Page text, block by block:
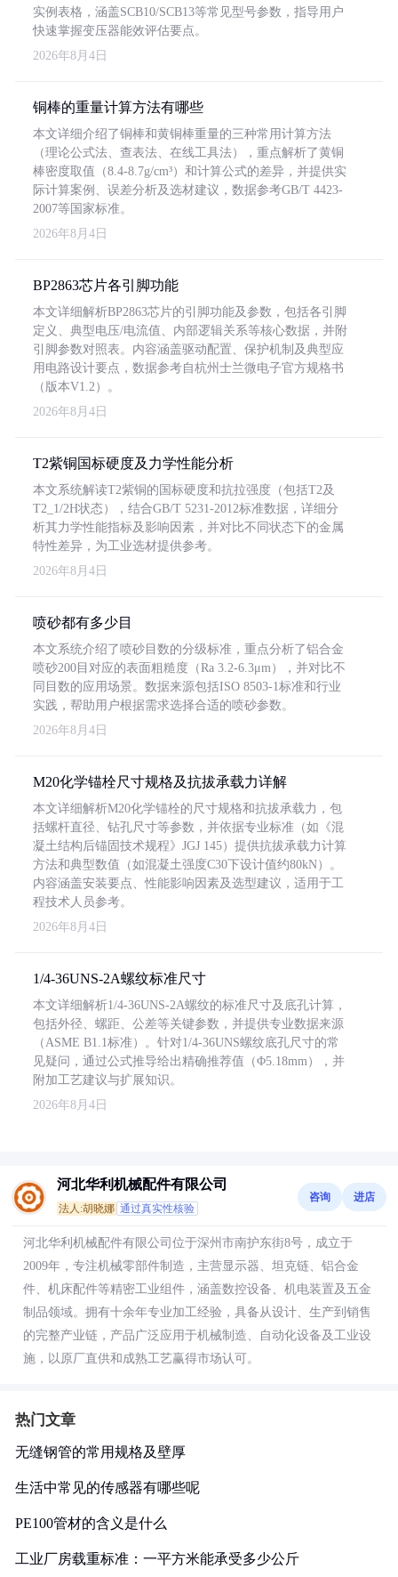
实例表格，涵盖SCB10/SCB13等常见型号参数，指导用户
快速掌握变压器能效评估要点。
2026年8月4日
铜棒的重量计算方法有哪些
本文详细介绍了铜棒和黄铜棒重量的三种常用计算方法
（理论公式法、查表法、在线工具法），重点解析了黄铜
棒密度取值（8.4-8.7g/cm³）和计算公式的差异，并提供实
际计算案例、误差分析及选材建议，数据参考GB/T 4423-
2007等国家标准。
2026年8月4日
BP2863芯片各引脚功能
本文详细解析BP2863芯片的引脚功能及参数，包括各引脚
定义、典型电压/电流值、内部逻辑关系等核心数据，并附
引脚参数对照表。内容涵盖驱动配置、保护机制及典型应
用电路设计要点，数据参考自杭州士兰微电子官方规格书
（版本V1.2）。
2026年8月4日
T2紫铜国标硬度及力学性能分析
本文系统解读T2紫铜的国标硬度和抗拉强度（包括T2及
T2_1/2H状态），结合GB/T 5231-2012标准数据，详细分
析其力学性能指标及影响因素，并对比不同状态下的金属
特性差异，为工业选材提供参考。
2026年8月4日
喷砂都有多少目
本文系统介绍了喷砂目数的分级标准，重点分析了铝合金
喷砂200目对应的表面粗糙度（Ra 3.2-6.3μm），并对比不
同目数的应用场景。数据来源包括ISO 8503-1标准和行业
实践，帮助用户根据需求选择合适的喷砂参数。
2026年8月4日
M20化学锚栓尺寸规格及抗拔承载力详解
本文详细解析M20化学锚栓的尺寸规格和抗拔承载力，包
括螺杆直径、钻孔尺寸等参数，并依据专业标准（如《混
凝土结构后锚固技术规程》JGJ 145）提供抗拔承载力计算
方法和典型数值（如混凝土强度C30下设计值约80kN）。
内容涵盖安装要点、性能影响因素及选型建议，适用于工
程技术人员参考。
2026年8月4日
1/4-36UNS-2A螺纹标准尺寸
本文详细解析1/4-36UNS-2A螺纹的标准尺寸及底孔计算，
包括外径、螺距、公差等关键参数，并提供专业数据来源
（ASME B1.1标准）。针对1/4-36UNS螺纹底孔尺寸的常
见疑问，通过公式推导给出精确推荐值（Φ5.18mm），并
附加工艺建议与扩展知识。
2026年8月4日
河北华利机械配件有限公司
法人:胡晓娜 通过真实性核验
咨询 进店
河北华利机械配件有限公司位于深州市南护东街8号，成立于
2009年，专注机械零部件制造，主营显示器、坦克链、铝合金
件、机床配件等精密工业组件，涵盖数控设备、机电装置及五金
制品领域。拥有十余年专业加工经验，具备从设计、生产到销售
的完整产业链，产品广泛应用于机械制造、自动化设备及工业设
施，以原厂直供和成熟工艺赢得市场认可。
热门文章
无缝钢管的常用规格及壁厚
生活中常见的传感器有哪些呢
PE100管材的含义是什么
工业厂房载重标准：一平方米能承受多少公斤